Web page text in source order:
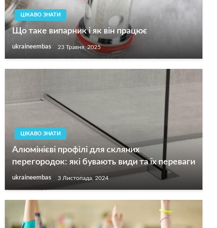
ЦІКАВО ЗНАТИ
Що таке випарник і як він працює
ukraineembas 23 Травня, 2025
ЦІКАВО ЗНАТИ
Алюмінієві профілі для скляних
перегородок: які бувають види та їх переваги
ukraineembas 3 Листопада, 2024